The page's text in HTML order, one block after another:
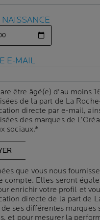
UNIFIE
Unifie le teint
NAISSANCE
E-MAIL
être âgé(e) d'au moins
de la part de La
directe par e-mail,
des marques de
sociaux.*
que vous nous
compte. Elles seront
enrichir votre profil et
directe de la part de
ses différentes marques
et pour mesurer la
NAISSANCE
E-MAIL
être âgé(e) d'au moins
de la part de La
directe par e-mail,
des marques de
sociaux.*
que vous nous
compte. Elles seront
enrichir votre profil et
directe de la part de
ses différentes marques
et pour mesurer la